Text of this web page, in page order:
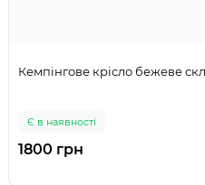
Кемпінгове крісло бежеве
Є в наявності
1800 грн